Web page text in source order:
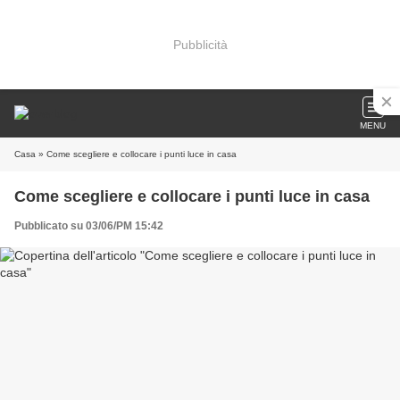
Pubblicità
MENU
Casa » Come scegliere e collocare i punti luce in casa
Come scegliere e collocare i punti luce in casa
Pubblicato su 03/06/PM 15:42